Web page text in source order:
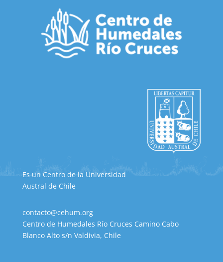
Es un Centro de la Universidad
Austral de Chile
contacto@cehum.org
Centro de Humedales Río Cruces Camino Cabo
Blanco Alto s/n Valdivia, Chile